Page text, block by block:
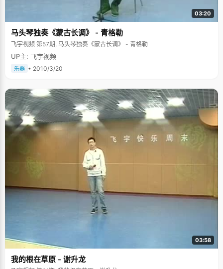
03:20
马头琴独奏《蒙古长调》 - 青格勒
飞宇视频 第57期, 马头琴独奏《蒙古长调》 - 青格勒
UP主: 飞宇视频
乐器 • 2010/3/20
03:58
我的根在草原 - 谢升龙